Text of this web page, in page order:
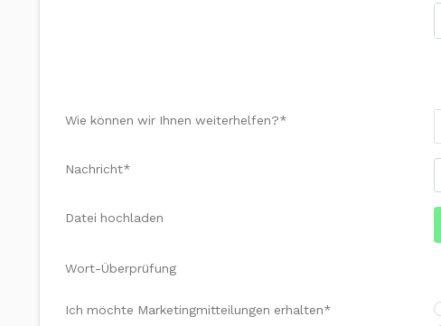
Wie können wir Ihnen weiterhelfen?*
Nachricht*
Datei hochladen
Wort-Überprüfung
Ich möchte Marketingmitteilungen erhalten*